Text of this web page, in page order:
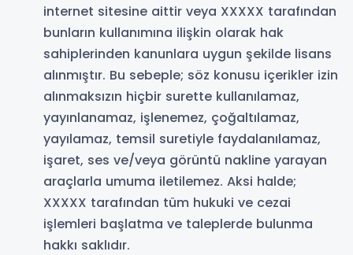
internet sitesine aittir veya XXXXX tarafından
bunların kullanımına ilişkin olarak hak
sahiplerinden kanunlara uygun şekilde lisans
alınmıştır. Bu sebeple; söz konusu içerikler izin
alınmaksızın hiçbir surette kullanılamaz,
yayınlanamaz, işlenemez, çoğaltılamaz,
yayılamaz, temsil suretiyle faydalanılamaz,
işaret, ses ve/veya görüntü nakline yarayan
araçlarla umuma iletilemez. Aksi halde;
XXXXX tarafından tüm hukuki ve cezai
işlemleri başlatma ve taleplerde bulunma
hakkı saklıdır.